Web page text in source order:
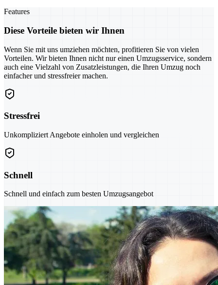
Features
Diese Vorteile bieten wir Ihnen
Wenn Sie mit uns umziehen möchten, profitieren Sie von vielen
Vorteilen. Wir bieten Ihnen nicht nur einen Umzugsservice, sondern
auch eine Vielzahl von Zusatzleistungen, die Ihren Umzug noch
einfacher und stressfreier machen.
Stressfrei
Unkompliziert Angebote einholen und vergleichen
Schnell
Schnell und einfach zum besten Umzugsangebot